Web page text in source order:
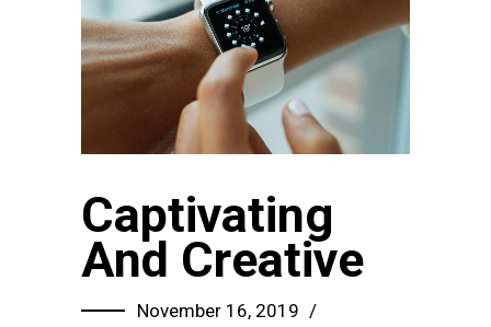
Captivating
And Creative
November 16, 2019